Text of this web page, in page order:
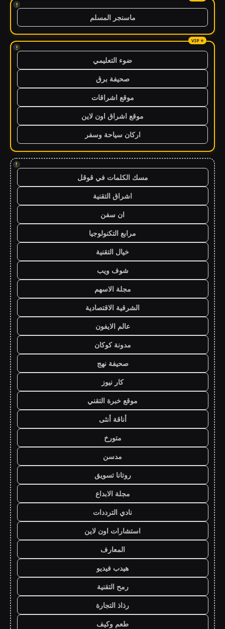
!
ماسنجر المسلم
!
ضوء التعليمي
صحيفة برق
موقع اشراقات
موقع اشراق اون لاين
اركان سياحة وسفر
!
مسك الكلمات في قوقل
اشراق التقنية
ان سفن
مرابع التكنولوجيا
خيال التقنية
شوف ويب
مجلة الاسهم
الشرقية الاقتصادية
عالم الايفون
مدونة كوكان
صحيفة نهج
كار نيوز
موقع خبرة التقني
أناقة أنثى
متورخ
مدسن
روتانا تسويق
مجلة الابداع
نادي الترددات
استشارات اون لاين
المعارف
هيدب فيديو
رمح التقنية
رذاذ التجارة
طعم وكيف